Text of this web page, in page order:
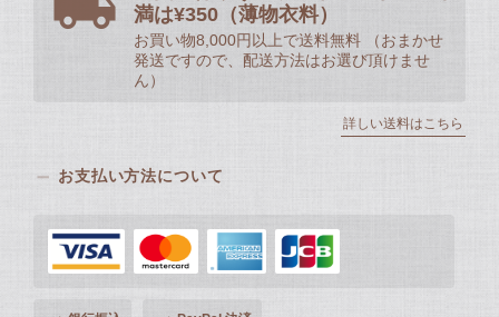
満は¥350（薄物衣料）
お買い物8,000円以上で送料無料 （おまかせ
発送ですので、配送方法はお選び頂けませ
ん）
詳しい送料はこちら
お支払い方法について